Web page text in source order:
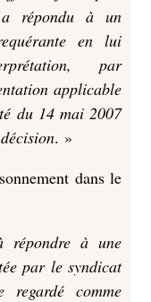
répondu à un
en lui
par
applicable
du 14 mai 2007
. »
dans le
répondre à une
par le syndicat
comme